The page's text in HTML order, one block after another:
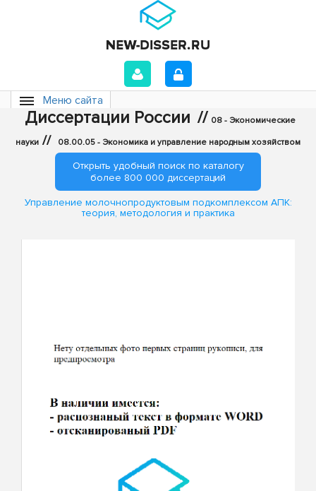
Меню сайта
Диссертации России // 08 - Экономические
науки // 08.00.05 - Экономика и управление народным хозяйством
Открыть удобный поиск по каталогу
более 800 000 диссертаций
Управление молочнопродуктовым подкомплексом АПК:
теория, методология и практика